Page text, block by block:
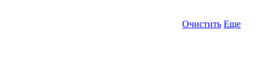
Очистить Еще